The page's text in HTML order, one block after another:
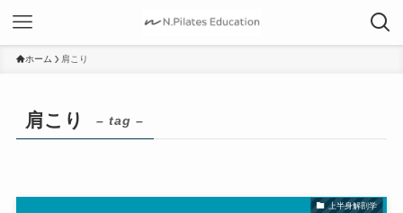
ホーム 肩こり
肩こり – tag –
上半身解剖学